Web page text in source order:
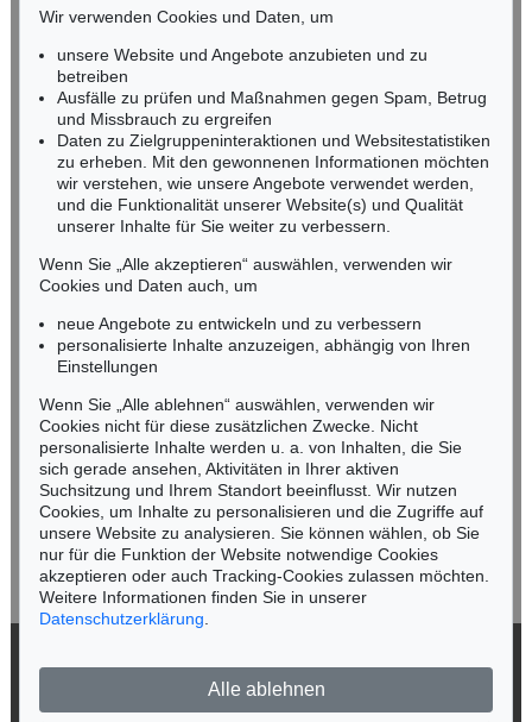
4 Kupferstiche (Gladiolus/Cyclamen/Bellis/Asphodelus)
, 1613
Ergebnis:€ 984
Ergebnis:€ 875
Auktion 482 - Lot 392
B. BESLER
4 Kupferstiche (Chamaeis/Ocimum/Primula/Sparganium), 1613
Ergebnis:€ 861
Auktion 482 - Lot 395
B. BESLER
4 Kupferstiche (Hyacinthus stellata/bistorta major/Hornium/Aquilegia) , 1613
Ergebnis:€ 861
Auktion 482 - Lot 397
Ergebnis:€ 861
RHEINLAND-PFALZ
Miriam Heß
Tel.: +49 (0)62 21 58 80-038
Fax: +49 (0)62 21 58 80-595
infoheidelberg@kettererkunst.de
NORDDEUTSCHLAND
Nico Kassel, M.A.
Tel.: +49 (0)89 55244-164
Mobil: +49 (0)171 8618661
n.kassel@kettererkunst.de
Keine Auktion mehr verpassen!
Wir informieren Sie rechtzeitig.
Jetzt zum Newsletter anmelden >
Impressum
Wir verwenden Cookies und Daten, um
unsere Website und Angebote anzubieten und zu
betreiben
Ausfälle zu prüfen und Maßnahmen gegen Spam, Betrug
und Missbrauch zu ergreifen
Daten zu Zielgruppeninteraktionen und Websitestatistiken
zu erheben. Mit den gewonnenen Informationen möchten
wir verstehen, wie unsere Angebote verwendet werden,
und die Funktionalität unserer Website(s) und Qualität
unserer Inhalte für Sie weiter zu verbessern.
Wenn Sie „Alle akzeptieren“ auswählen, verwenden wir
Cookies und Daten auch, um
neue Angebote zu entwickeln und zu verbessern
personalisierte Inhalte anzuzeigen, abhängig von Ihren
Einstellungen
Wenn Sie „Alle ablehnen“ auswählen, verwenden wir
Cookies nicht für diese zusätzlichen Zwecke. Nicht
personalisierte Inhalte werden u. a. von Inhalten, die Sie
sich gerade ansehen, Aktivitäten in Ihrer aktiven
Suchsitzung und Ihrem Standort beeinflusst. Wir nutzen
Cookies, um Inhalte zu personalisieren und die Zugriffe auf
unsere Website zu analysieren. Sie können wählen, ob Sie
nur für die Funktion der Website notwendige Cookies
akzeptieren oder auch Tracking-Cookies zulassen möchten.
Weitere Informationen finden Sie in unserer
Datenschutzerklärung
Alle ablehnen